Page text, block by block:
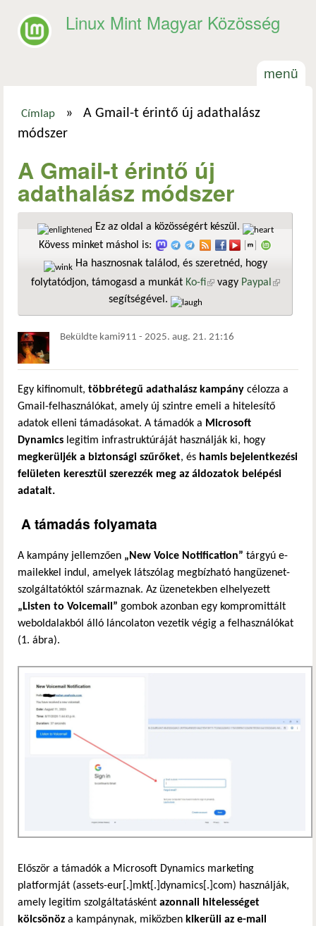
Linux Mint Magyar Közösség
menü
Jelenlegi hely
Címlap »
A Gmail-t érintő új adathalász
módszer
A Gmail-t érintő új
adathalász módszer
Ez az oldal a közösségért készül.
Kövess minket máshol is:
Ha hasznosnak találod, és szeretnéd, hogy
folytatódjon, támogasd a munkát Ko-fi(külső hivatkozás)
vagy Paypal
segítségével.
Beküldte kami911 - 2025. aug. 21. 21:16
Egy kifinomult, többrétegű adathalász kampány célozza a
Gmail-felhasználókat, amely új szintre emeli a hitelesítő
adatok elleni támadásokat. A támadók a Microsoft
Dynamics legitim infrastruktúráját használják ki, hogy
megkerüljék a biztonsági szűrőket, és hamis bejelentkezési
felületen keresztül szerezzék meg az áldozatok belépési
adatait.
A támadás folyamata
A kampány jellemzően „New Voice Notification” tárgyú e-
mailekkel indul, amelyek látszólag megbízható hangüzenet-
szolgáltatóktól származnak. Az üzenetekben elhelyezett
„Listen to Voicemail” gombok azonban egy kompromittált
weboldalakból álló láncolaton vezetik végig a felhasználókat
(1. ábra).
Először a támadók a Microsoft Dynamics marketing
platformját (assets-eur[.]mkt[.]dynamics[.]com) használják,
amely legitim szolgáltatásként azonnali hitelességet
kölcsönöz a kampánynak, miközben kikerüli az e-mail